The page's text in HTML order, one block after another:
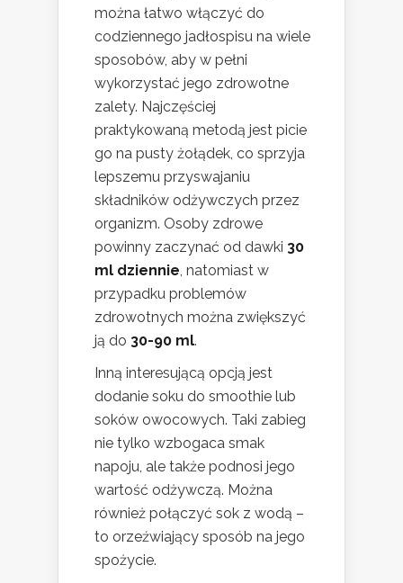
można łatwo włączyć do
codziennego jadłospisu na wiele
sposobów, aby w pełni
wykorzystać jego zdrowotne
zalety. Najczęściej
praktykowaną metodą jest picie
go na pusty żołądek, co sprzyja
lepszemu przyswajaniu
składników odżywczych przez
organizm. Osoby zdrowe
powinny zaczynać od dawki 30
ml dziennie, natomiast w
przypadku problemów
zdrowotnych można zwiększyć
ją do 30-90 ml.
Inną interesującą opcją jest
dodanie soku do smoothie lub
soków owocowych. Taki zabieg
nie tylko wzbogaca smak
napoju, ale także podnosi jego
wartość odżywczą. Można
również połączyć sok z wodą –
to orzeźwiający sposób na jego
spożycie.